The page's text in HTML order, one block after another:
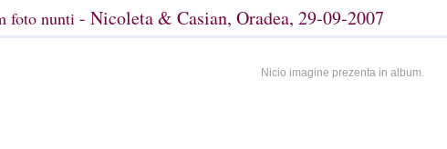
foto nunti - Nicoleta & Casian, Oradea, 29-09-2007
Nicio imagine prezenta in album.